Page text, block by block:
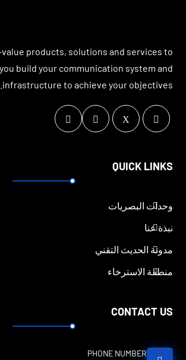
products, solutions and services to
build your communication system and
infrastructure to achieve your objectives.
QUICK LINKS
وحدات البصريات
نبذة عنا
مدونة الحديث التقني
منطقة الاسترخاء
CONTACT US
PHONE NUMBER